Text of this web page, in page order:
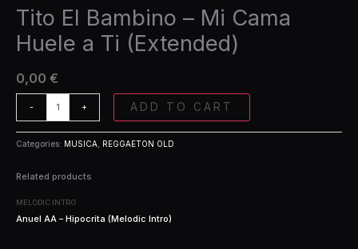
Tito El Bambino – Mi Cama
Huele a Ti (Extended)
0,00 €
-
Bambino
Mi
Huele
(Extended)
+ ADD TO CART
Categories: MUSICA REGGAETON OLD
Related products
MELODIC INTRO
Anuel AA – Hipocrita (Melodic Intro)